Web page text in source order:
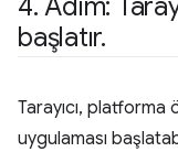
4. Adım:
başlatır.
Tarayıcı,
uygulaması